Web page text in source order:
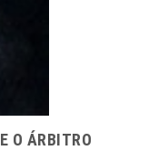
O ÁRBITRO